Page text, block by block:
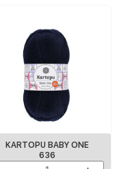
KARTOPU BABY ONE
636